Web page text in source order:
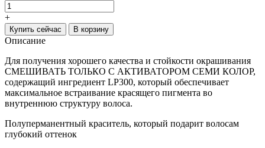
+
Купить сейчас В корзину
Описание
Для получения хорошего качества и стойкости окрашивания
СМЕШИВАТЬ ТОЛЬКО С АКТИВАТОРОМ СЕМИ КОЛОР,
содержащий ингредиент LP300, который обеспечивает
максимальное встраивание красящего пигмента во
внутреннюю структуру волоса.
Полуперманентный краситель, который подарит волосам
глубокий оттенок